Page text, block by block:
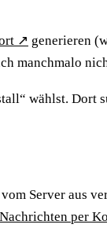
↗ generieren
manchmalo
wählst. Dort
Server aus
per